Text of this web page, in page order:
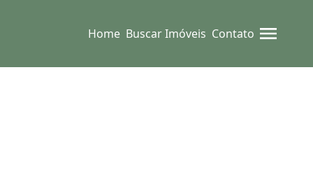
Home Buscar Imóveis Contato